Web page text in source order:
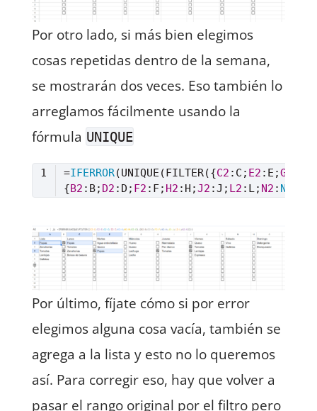
Por otro lado, si más bien elegimos
cosas repetidas dentro de la semana,
se mostrarán dos veces. Eso también lo
arreglamos fácilmente usando la
fórmula UNIQUE
=IFERROR(UNIQUE(FILTER({C2 :C; E2 :E;G2
{B2 :B; D2 :D; F2 :F; H2 :H;J2 :J; L2 :L; N2 : N
Por último, fíjate cómo si por error
elegimos alguna cosa vacía, también se
agrega a la lista y esto no lo queremos
así. Para corregir eso, hay que volver a
pasar el rango original por el filtro pero